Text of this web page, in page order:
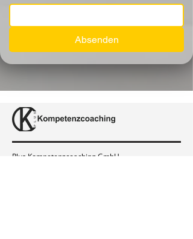
Absenden
Plus Kompetenzcoaching GmbH